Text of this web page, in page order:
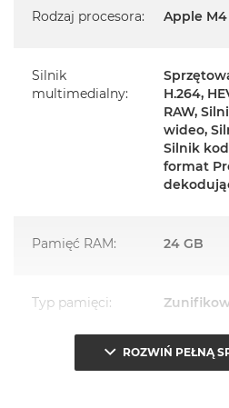
Zasilacz o mocy 143W
Przewód USB‑C do ładowania
PASUJE WSZĘDZIE– Ten
zrobisz więcej szybciej. Bawisz
Rodzaj procesora: Apple M4
Silnik
multimedialny:
H.264,
RAW,
wideo,
Silnik
format
Pamięć RAM: 24 GB
Typ pamięci:
Przepustowość
120 GB/s
ROZWIŃ PEŁNĄ